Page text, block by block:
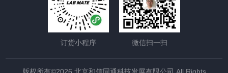
订货小程序 微信扫一扫